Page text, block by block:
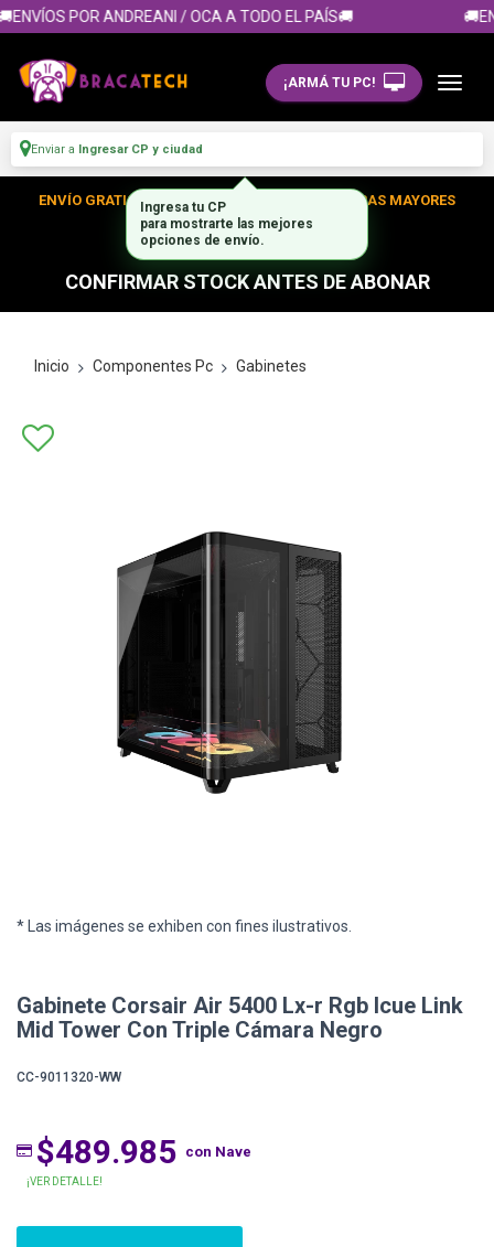
POR ANDREANI / OCA A TODO EL PAÍS🚚
¡ARMÁ TU PC!
Enviar a Ingresar CP y ciudad
ENVÍO GRATIS DENTRO DE CABA EN TUS COMPRAS MAYORES
A $300.000
CONFIRMAR STOCK ANTES DE ABONAR
Inicio Componentes Pc Gabinetes
* Las imágenes se exhiben con fines ilustrativos.
Gabinete Corsair Air 5400 Lx-r Rgb Icue Link
Mid Tower Con Triple Cámara Negro
CC-9011320-WW
$489.985 con Nave
¡VER DETALLE!
Ingresa tu CP
para mostrarte las mejores
opciones de envío.